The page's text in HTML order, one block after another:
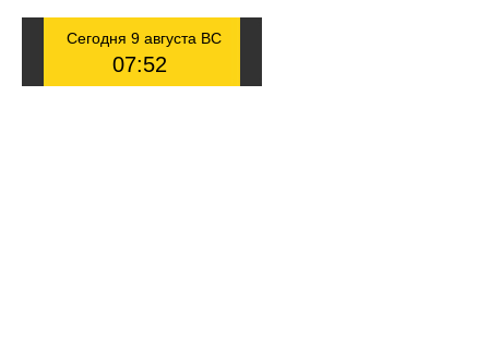
Сегодня 9 августа ВС
07:52